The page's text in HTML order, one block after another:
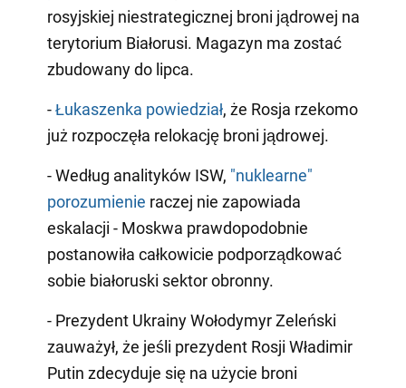
rosyjskiej niestrategicznej broni jądrowej na
terytorium Białorusi. Magazyn ma zostać
zbudowany do lipca.
-Łukaszenka powiedział, że Rosja rzekomo
już rozpoczęła relokację broni jądrowej.
- Według analityków ISW, "nuklearne"
porozumienie raczej nie zapowiada
eskalacji - Moskwa prawdopodobnie
postanowiła całkowicie podporządkować
sobie białoruski sektor obronny.
- Prezydent Ukrainy Wołodymyr Zeleński
zauważył, że jeśli prezydent Rosji Władimir
Putin zdecyduje się na użycie broni